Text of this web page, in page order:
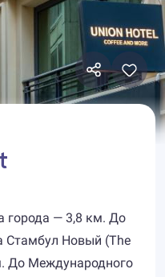
города — 3,8 км. До
Стамбул Новый (The
До Международного